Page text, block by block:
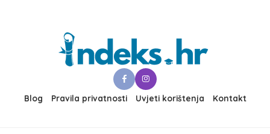
Blog Pravila privatnosti Uvjeti korištenja Kontakt